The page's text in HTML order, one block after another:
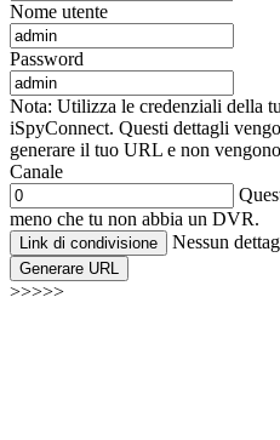
Nome utente
Password
Nota: Utilizza le credenziali della
iSpyConnect. Questi dettagli
generare il tuo URL e non
Canale
meno che tu non abbia un DVR.
Link di condivisione Nessun
Generare URL
>>>>>